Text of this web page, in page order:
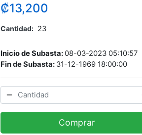
₡13,200
Cantidad 23
Inicio de Subasta: 08-03-2023 05:10:57
Fin de Subasta: 31-12-1969 18:00:00
Comprar